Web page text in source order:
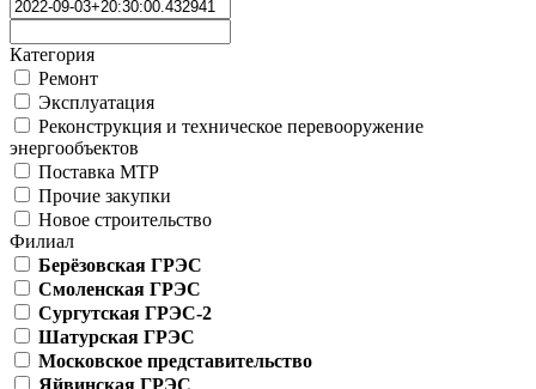
Категория
Ремонт
Эксплуатация
Реконструкция и техническое перевооружение
энергообъектов
Поставка МТР
Прочие закупки
Новое строительство
Филиал
Берёзовская ГРЭС
Смоленская ГРЭС
Сургутская ГРЭС-2
Шатурская ГРЭС
Московское представительство
Яйвинская ГРЭС